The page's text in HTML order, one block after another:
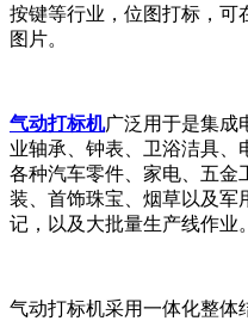
按键等行业，位图打标，可
图片。
气动打标机广泛用于是集成
业轴承、钟表、卫浴洁具、
各种汽车零件、家电、五金
装、首饰珠宝、烟草以及军
记，以及大批量生产线作业。
气动打标机采用一体化整体